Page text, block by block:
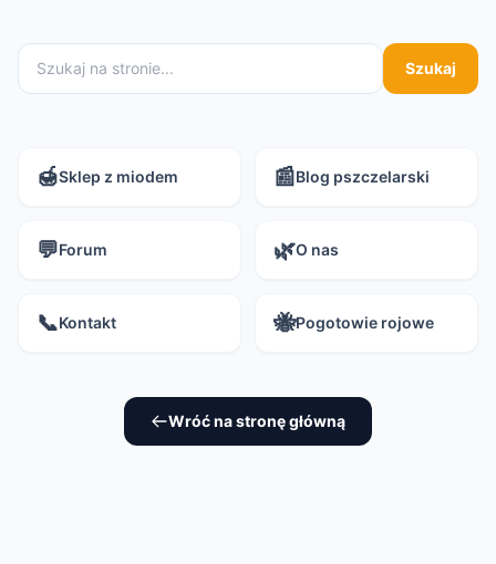
Szukaj
🍯Sklep z miodem 📰Blog pszczelarski
💬Forum 🌿O nas
📞Kontakt 🐝Pogotowie rojowe
Wróć na stronę główną